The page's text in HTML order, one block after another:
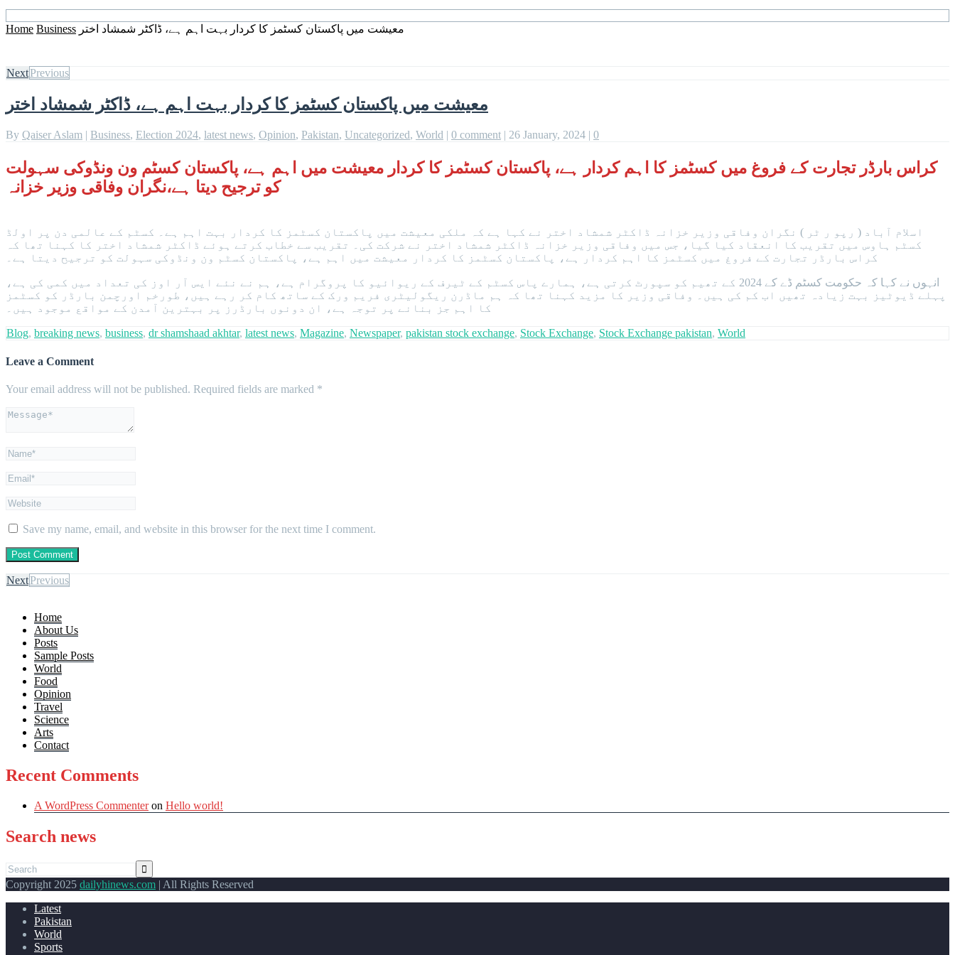
Home Business معیشت میں پاکستان کسٹمز کا کردار بہت اہم ہے، ڈاکٹر شمشاد اختر
NextPrevious
معیشت میں پاکستان کسٹمز کا کردار بہت اہم ہے، ڈاکٹر شمشاد اختر
By Qaiser Aslam | Business, Election 2024, latest news, Opinion, Pakistan, Uncategorized, World | 0 comment | 26 January, 2024 | 0
کراس بارڈر تجارت کے فروغ میں کسٹمز کا اہم کردار ہے، پاکستان کسٹمز کا کردار معیشت میں اہم ہے، پاکستان کسٹم ون ونڈوکی سہولت
کو ترجیح دیتا ہے،نگران وفاقی وزیر خزانہ
اسلام آباد ( رپو ر ٹر ) نگران وفاقی وزیر خزانہ ڈاکٹر شمشاد اختر نے کہا ہے کہ ملکی معیشت میں پاکستان کسٹمز کا کردار بہت اہم ہے۔ کسٹم کے عالمی دن پر اولڈ
کسٹم ہاوس میں تقریب کا انعقاد کیا گیا، جس میں وفاقی وزیر خزانہ ڈاکٹر شمشاد اختر نے شرکت کی۔ تقریب سے خطاب کرتے ہوئے ڈاکٹر شمشاد اختر کا کہنا تھا کہ
کراس بارڈر تجارت کے فروغ میں کسٹمز کا اہم کردار ہے، پاکستان کسٹمز کا کردار معیشت میں اہم ہے، پاکستان کسٹم ون ونڈوکی سہولت کو ترجیح دیتا ہے۔
انہوں نے کہا کہ حکومت کسٹم ڈے کے 2024 کے تھیم کو سپورٹ کرتی ہے، ہمارے پاس کسٹم کے ٹیرف کے ریوائیو کا پروگرام ہے، ہم نے نئے ایس آر اوز کی تعداد میں کمی کی ہے،
پہلے ڈیوٹیز بہت زیادہ تھیں اب کم کی ہیں۔ وفاقی وزیر کا مزید کہنا تھا کہ ہم ماڈرن ریگولیٹری فریم ورک کے ساتھ کام کر رہے ہیں، طورخم اورچمن بارڈر کو کسٹمز
کا اہم جز بنانے پر توجہ ہے، ان دونوں بارڈرز پر بہترین آمدن کے مواقع موجود ہیں۔
Blog, breaking news, business, dr shamshaad akhtar, latest news, Magazine, Newspaper, pakistan stock exchange, Stock Exchange, Stock Exchange pakistan, World
Leave a Comment
Your email address will not be published. Required fields are marked *
Save my name, email, and website in this browser for the next time I comment.
NextPrevious
Home
About Us
Posts
Sample Posts
World
Food
Opinion
Travel
Science
Arts
Contact
Recent Comments
A WordPress Commenteron Hello world!
Search news
Copyright 2025 dailyhinews.com | All Rights Reserved
Latest
Pakistan
World
Sports